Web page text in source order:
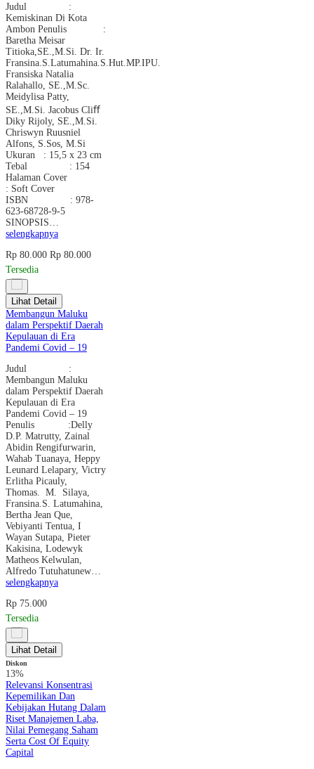
Judul :
Kemiskinan Di Kota
Ambon Penulis :
Baretha Meisar
Titioka,SE.,M.Si. Dr. Ir.
Fransina.S.Latumahina.S.Hut.MP.IPU.
Fransiska Natalia
Ralahallo, SE.,M.Sc.
Meidylisa Patty,
SE.,M.Si. Jacobus Cliﬀ
Diky Rijoly, SE.,M.Si.
Chriswyn Ruusniel
Alfons, S.Sos, M.Si
Ukuran : 15,5 x 23 cm
Tebal : 154
Halaman Cover
: Soft Cover
ISBN : 978-
623-68728-9-5
SINOPSIS…
selengkapnya
Rp 80.000 Rp 80.000
Tersedia
Lihat Detail
Membangun Maluku
dalam Perspektif Daerah
Kepulauan di Era
Pandemi Covid – 19
Judul :
Membangun Maluku
dalam Perspektif Daerah
Kepulauan di Era
Pandemi Covid – 19
Penulis :Delly
D.P. Matrutty, Zainal
Abidin Rengifurwarin,
Wahab Tuanaya, Heppy
Leunard Lelapary, Victry
Erlitha Picauly,
Thomas. M. Silaya,
Fransina.S. Latumahina,
Bertha Jean Que,
Vebiyanti Tentua, I
Wayan Sutapa, Pieter
Kakisina, Lodewyk
Matheos Kelwulan,
Alfredo Tutuhatunew…
selengkapnya
Rp 75.000
Tersedia
Lihat Detail
Diskon
13%
Relevansi Konsentrasi
Kepemilikan Dan
Kebijakan Hutang Dalam
Riset Manajemen Laba,
Nilai Pemegang Saham
Serta Cost Of Equity
Capital